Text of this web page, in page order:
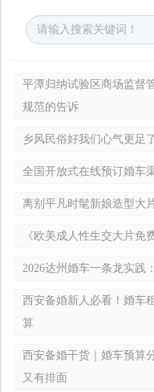
平潭归纳试验区商场监督
规范的告诉
乡风民俗好我们心气更足
全国开放式在线预订婚车
离别平凡时髦新娘造型大
《欧美成人性生交大片免
2026达州婚车一条龙实践
西安备婚新人必看！婚车
算
西安备婚干货｜婚车预算
又有排面